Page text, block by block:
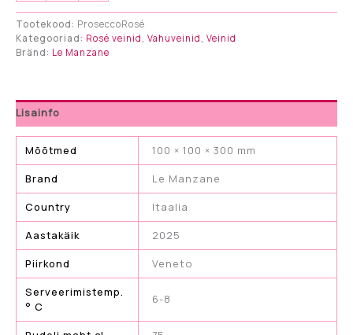
ROSÈ
Brut
Exclusive
Millesimo
Tootekood: ProseccoRosé
Kategooriad: Rosé veinid Vahuveinid Veinid
Bränd: Le Manzane
Lisainfo
Mõõtmed
100 × 100 × 300 mm
Brand
Le Manzane
Country
Itaalia
Aastakäik
2025
Piirkond
Veneto
Serveerimistemp.
° C
6-8